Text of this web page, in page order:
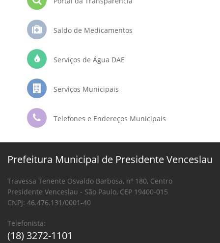
Saldo de Medicamentos
Serviços de Água DAE
Serviços Municipais
Telefones e Endereços Municipais
Prefeitura Municipal de Presidente Venceslau
Travessa Tenente Osvaldo Barbosa, nº 180, Centro
Presidente Venceslau - São Paulo, CEP 19400-015
CNPJ: 46.476.131/0001-40
Telefonista:
(18) 3272-1101